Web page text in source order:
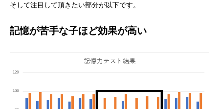
そして注目して頂きたい部分が以下です。
記憶が苦手な子ほど効果が高い